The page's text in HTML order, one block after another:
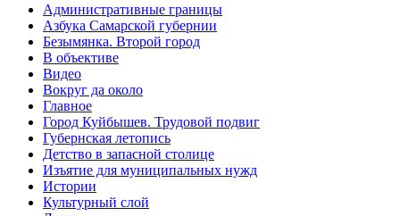
Административные границы
Азбука Самарской губернии
Безымянка. Второй город
В объективе
Видео
Вокруг да около
Главное
Город Куйбышев. Трудовой подвиг
Губернская летопись
Детство в запасной столице
Изъятие для муниципальных нужд
Истории
Культурный слой